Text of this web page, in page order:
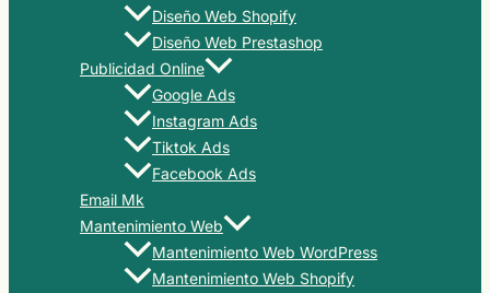
Diseño Web Shopify
Diseño Web Prestashop
Publicidad Online
Google Ads
Instagram Ads
Tiktok Ads
Facebook Ads
Email Mk
Mantenimiento Web
Mantenimiento Web WordPress
Mantenimiento Web Shopify